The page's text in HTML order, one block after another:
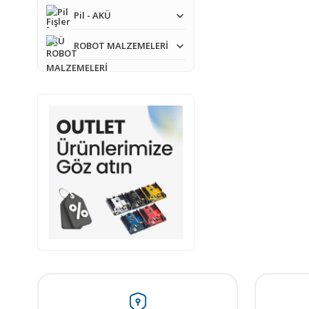
Pil - AKÜ
ROBOT MALZEMELERİ